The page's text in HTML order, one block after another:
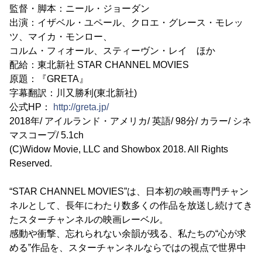
監督・脚本：ニール・ジョーダン
出演：イザベル・ユペール、クロエ・グレース・モレッ
ツ、マイカ・モンロー、
コルム・フィオール、スティーヴン・レイ ほか
配給：東北新社 STAR CHANNEL MOVIES
原題：『GRETA』
字幕翻訳：川又勝利(東北新社)
公式HP：
http://greta.jp/
2018年/ アイルランド・アメリカ/ 英語/ 98分/ カラー/ シネ
マスコープ/ 5.1ch
(C)Widow Movie, LLC and Showbox 2018. All Rights
Reserved.
“STAR CHANNEL MOVIES”は、日本初の映画専門チャン
ネルとして、長年にわたり数多くの作品を放送し続けてき
たスターチャンネルの映画レーベル。
感動や衝撃、忘れられない余韻が残る、私たちの“心が求
める”作品を、スターチャンネルならではの視点で世界中